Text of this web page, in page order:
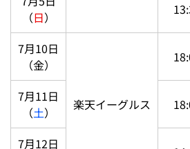
（日）
7月10日
（金）
楽天イーグルス
7月11日
（土）
7月12日